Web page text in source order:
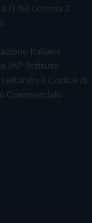
f) del comma 2
Italiana
IAP (Istituto
il Codice di
Commerciale